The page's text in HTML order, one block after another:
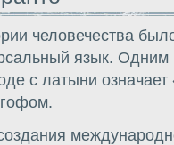
человечества
язык. Одним
с латыни